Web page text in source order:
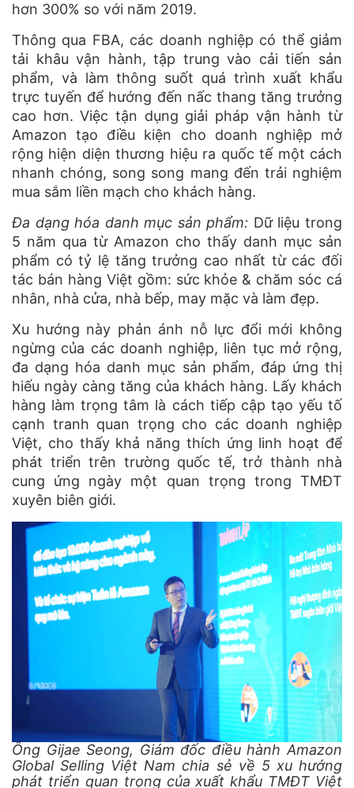
hơn 300% so với năm 2019.
Thông qua FBA, các doanh nghiệp có thể giảm
tải khâu vận hành, tập trung vào cải tiến sản
phẩm, và làm thông suốt quá trình xuất khẩu
trực tuyến để hướng đến nấc thang tăng trưởng
cao hơn. Việc tận dụng giải pháp vận hành từ
Amazon tạo điều kiện cho doanh nghiệp mở
rộng hiện diện thương hiệu ra quốc tế một cách
nhanh chóng, song song mang đến trải nghiệm
mua sắm liền mạch cho khách hàng.
Đa dạng hóa danh mục sản phẩm: Dữ liệu trong
5 năm qua từ Amazon cho thấy danh mục sản
phẩm có tỷ lệ tăng trưởng cao nhất từ các đối
tác bán hàng Việt gồm: sức khỏe & chăm sóc cá
nhân, nhà cửa, nhà bếp, may mặc và làm đẹp.
Xu hướng này phản ánh nỗ lực đổi mới không
ngừng của các doanh nghiệp, liên tục mở rộng,
đa dạng hóa danh mục sản phẩm, đáp ứng thị
hiếu ngày càng tăng của khách hàng. Lấy khách
hàng làm trọng tâm là cách tiếp cập tạo yếu tố
cạnh tranh quan trọng cho các doanh nghiệp
Việt, cho thấy khả năng thích ứng linh hoạt để
phát triển trên trường quốc tế, trở thành nhà
cung ứng ngày một quan trọng trong TMĐT
xuyên biên giới.
Ông Gijae Seong, Giám đốc điều hành Amazon
Global Selling Việt Nam chia sẻ về 5 xu hướng
phát triển quan trọng của xuất khẩu TMĐT Việt